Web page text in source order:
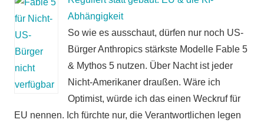
Abhängigkeit
So wie es ausschaut, dürfen nur noch US-
Bürger Anthropics stärkste Modelle Fable 5
& Mythos 5 nutzen. Über Nacht ist jeder
Nicht-Amerikaner draußen. Wäre ich
Optimist, würde ich das einen Weckruf für
EU nennen. Ich fürchte nur, die Verantwortlichen legen